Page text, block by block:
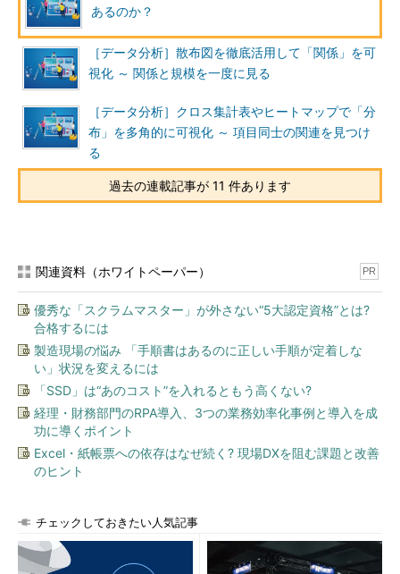
あるのか？
［データ分析］散布図を徹底活用して「関係」を可
視化 ～ 関係と規模を一度に見る
［データ分析］クロス集計表やヒートマップで「分
布」を多角的に可視化 ～ 項目同士の関連を見つけ
る
過去の連載記事が 11 件あります
関連資料（ホワイトペーパー） PR
優秀な「スクラムマスター」が外さない“5大認定資格”とは?
合格するには
製造現場の悩み 「手順書はあるのに正しい手順が定着しな
い」状況を変えるには
「SSD」は“あのコスト”を入れるともう高くない?
経理・財務部門のRPA導入、3つの業務効率化事例と導入を成
功に導くポイント
Excel・紙帳票への依存はなぜ続く? 現場DXを阻む課題と改善
のヒント
チェックしておきたい人気記事